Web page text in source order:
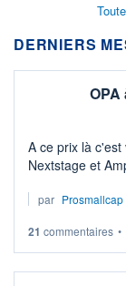
DERNIERS
OPA
A ce prix là
Nextstage et
atteinte ...
par Prosmallcap
21 commentaires •